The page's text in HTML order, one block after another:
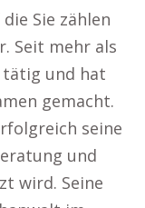
Sie zählen
Seit mehr als
tätig und hat
gemacht.
seine
und
wird. Seine